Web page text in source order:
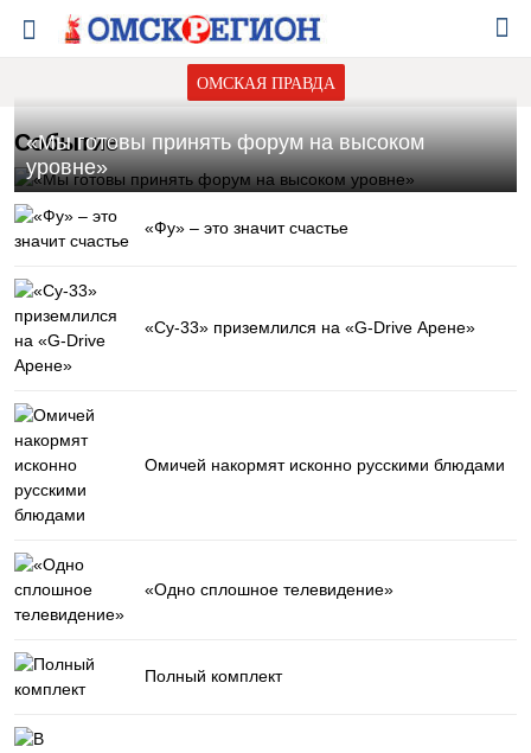
ОМСКАЯ ПРАВДА
Событие
«Мы готовы принять форум на высоком
уровне»
«Фу» – это значит счастье
«Су-33» приземлился на «G-Drive Арене»
Омичей накормят исконно русскими блюдами
«Одно сплошное телевидение»
Полный комплект